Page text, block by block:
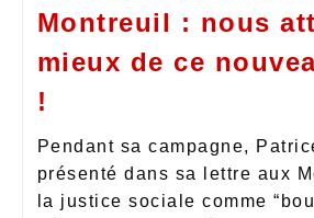
Montreuil : nous
mieux de ce
!
Pendant sa campagne,
présenté dans sa lettre aux
la justice sociale comme